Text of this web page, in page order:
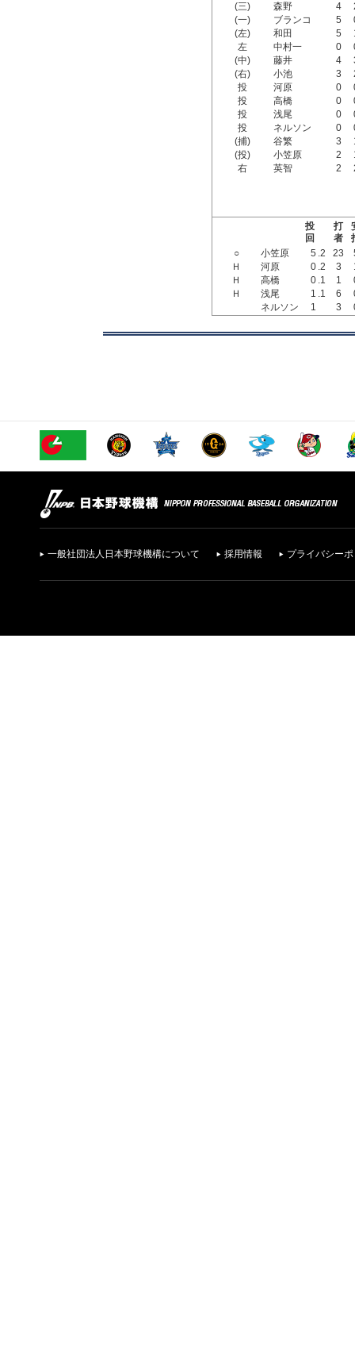
(三)
森野 4
(一)
ブランコ 5
(左)
和田 5
左
中村一 0
(中)
藤井 4
(右)
小池 3
投
河原 0
投
高橋 0
投
浅尾 0
投
ネルソン 0
(捕)
谷繁 3
(投)
小笠原 2
右
英智 2
投
回
打
者
○
小笠原 5 .2 23
Ｈ
河原 0 .2 3
Ｈ
高橋 0 .1 1
Ｈ
浅尾 1 .1 6
ネルソン
1 3
一般社団法人日本野球機構について 採用情報 プライバシー